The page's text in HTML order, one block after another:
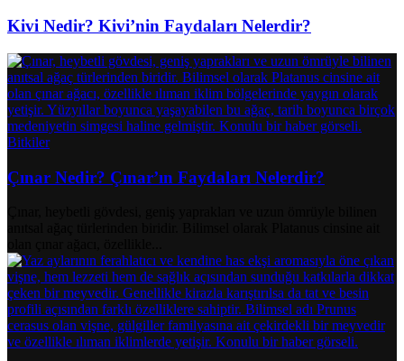
Kivi Nedir? Kivi’nin Faydaları Nelerdir?
Bitkiler
Çınar Nedir? Çınar’ın Faydaları Nelerdir?